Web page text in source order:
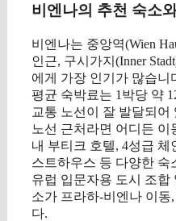
비엔나의 추천 숙소
비엔나는 중앙역(Wien
인근, 구시가지(Inner
에게 가장 인기가 많습니
평균 숙박료는 1박당 약
교통 노선이 잘 발달되어
노선 근처라면 어디든 이
내 부티크 호텔, 4성급 체
스트하우스 등 다양한 숙
유럽 입문자용 도시 조합
소가 프라하-비엔나 이동
다.